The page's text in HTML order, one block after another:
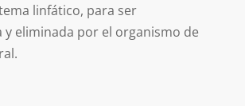
linfático, para ser
y eliminada por el organismo de